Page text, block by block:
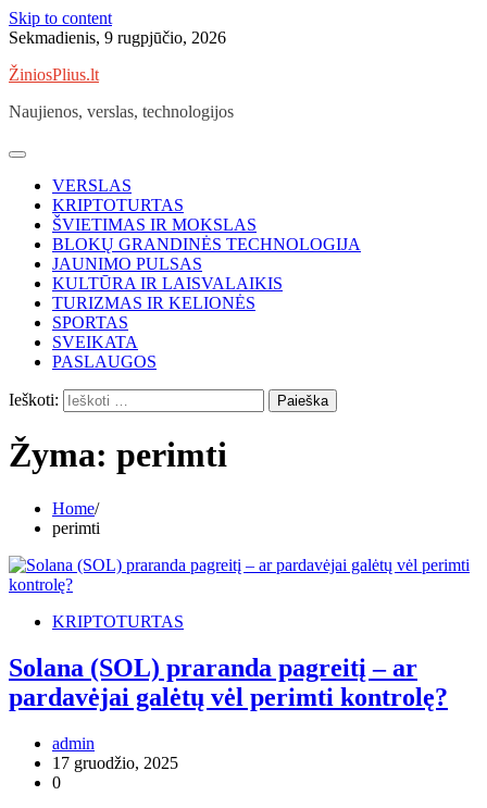
Skip to content
Sekmadienis, 9 rugpjūčio, 2026
ŽiniosPlius.lt
Naujienos, verslas, technologijos
VERSLAS
KRIPTOTURTAS
ŠVIETIMAS IR MOKSLAS
BLOKŲ GRANDINĖS TECHNOLOGIJA
JAUNIMO PULSAS
KULTŪRA IR LAISVALAIKIS
TURIZMAS IR KELIONĖS
SPORTAS
SVEIKATA
PASLAUGOS
Ieškoti:
Žyma: perimti
Home
perimti
KRIPTOTURTAS
Solana (SOL) praranda pagreitį – ar
pardavėjai galėtų vėl perimti kontrolę?
admin
17 gruodžio, 2025
0